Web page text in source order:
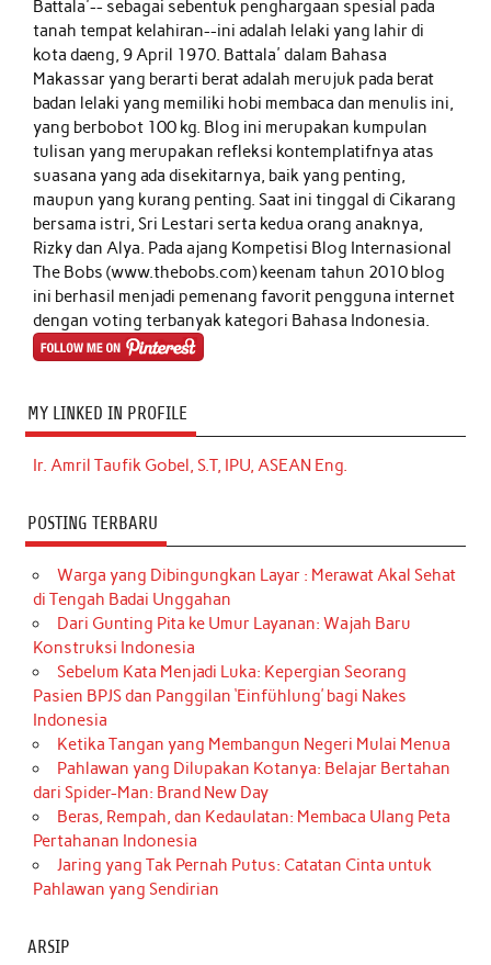
Battala'-- sebagai sebentuk penghargaan spesial pada
tanah tempat kelahiran--ini adalah lelaki yang lahir di
kota daeng, 9 April 1970. Battala' dalam Bahasa
Makassar yang berarti berat adalah merujuk pada berat
badan lelaki yang memiliki hobi membaca dan menulis ini,
yang berbobot 100 kg. Blog ini merupakan kumpulan
tulisan yang merupakan refleksi kontemplatifnya atas
suasana yang ada disekitarnya, baik yang penting,
maupun yang kurang penting. Saat ini tinggal di Cikarang
bersama istri, Sri Lestari serta kedua orang anaknya,
Rizky dan Alya. Pada ajang Kompetisi Blog Internasional
The Bobs (www.thebobs.com) keenam tahun 2010 blog
ini berhasil menjadi pemenang favorit pengguna internet
dengan voting terbanyak kategori Bahasa Indonesia.
MY LINKED IN PROFILE
Ir. Amril Taufik Gobel, S.T, IPU, ASEAN Eng.
POSTING TERBARU
Warga yang Dibingungkan Layar : Merawat Akal Sehat
di Tengah Badai Unggahan
Dari Gunting Pita ke Umur Layanan: Wajah Baru
Konstruksi Indonesia
Sebelum Kata Menjadi Luka: Kepergian Seorang
Pasien BPJS dan Panggilan ‘Einfühlung’ bagi Nakes
Indonesia
Ketika Tangan yang Membangun Negeri Mulai Menua
Pahlawan yang Dilupakan Kotanya: Belajar Bertahan
dari Spider-Man: Brand New Day
Beras, Rempah, dan Kedaulatan: Membaca Ulang Peta
Pertahanan Indonesia
Jaring yang Tak Pernah Putus: Catatan Cinta untuk
Pahlawan yang Sendirian
ARSIP